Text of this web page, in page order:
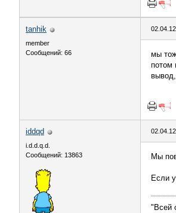
tanhik
member
Сообщений: 66
мы
потом
вывод,
iddqd
i.d.d.q.d.
Сообщений: 13863
Мы
Если
"Всей